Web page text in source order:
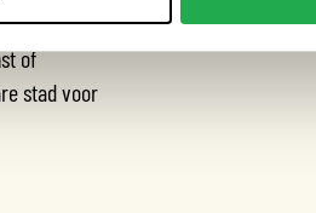
en
of
stad voor